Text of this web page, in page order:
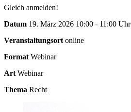
Gleich anmelden!
Datum 19. März 2026 10:00 - 11:00 Uhr
Veranstaltungsort online
Format Webinar
Art Webinar
Thema Recht